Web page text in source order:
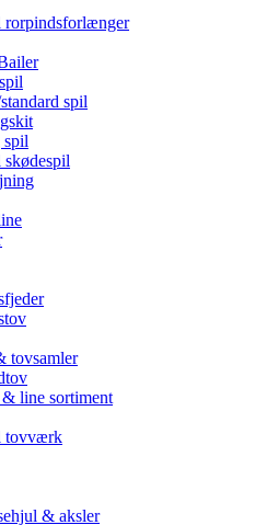
rorpindsforlænger
spil
spil
tovsamler
line sortiment
tovværk
& aksler